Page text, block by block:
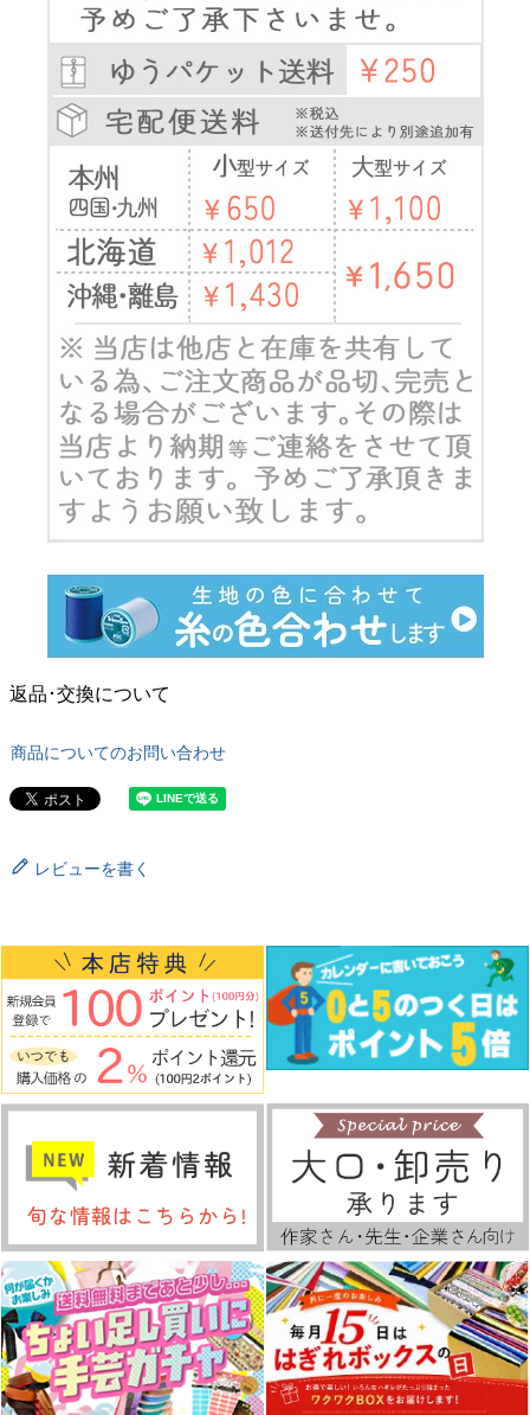
返品･交換について
商品についてのお問い合わせ
レビューを書く